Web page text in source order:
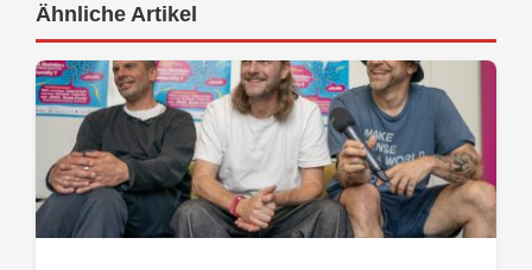
Ähnliche Artikel